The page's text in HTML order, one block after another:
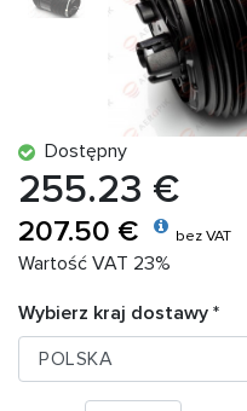
Dostępny
255.23 €
207.50 € bez VAT
Wartość VAT 23%
Wybierz kraj dostawy *